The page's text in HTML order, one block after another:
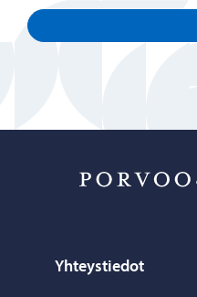
Yhteystiedot